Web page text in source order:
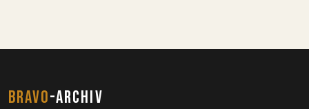
BRAVO-ARCHIV